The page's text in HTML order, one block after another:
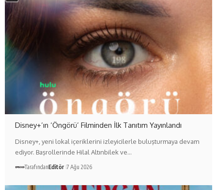
Disney+’ın ‘Öngörü’ Filminden İlk Tanıtım Yayınlandı
Disney+, yeni lokal içeriklerini izleyicilerle buluşturmaya devam
ediyor. Başrollerinde Hilal Altınbilek ve…
TarafındanEditör 7 Ağu 2026